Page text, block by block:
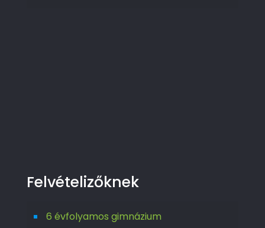
Felvételizőknek
6 évfolyamos gimnázium